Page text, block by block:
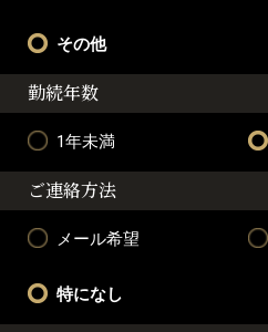
その他
勤続年数
1年未満
ご連絡方法
メール希望
特になし